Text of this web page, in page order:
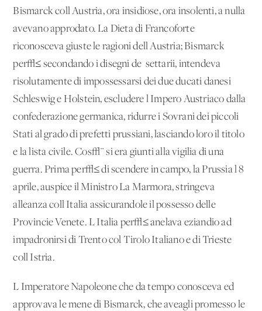
Bismarck coll'Austria, ora insidiose, ora insolenti, a nulla
avevano approdato. La Dieta di Francoforte
riconosceva giuste le ragioni dell'Austria; Bismarck
per√≤ secondando i disegni de' settarii, intendeva
risolutamente di impossessarsi dei due ducati danesi
Schleswig e Holstein, escludere l'Impero Austriaco dalla
confederazione germanica, ridurre i Sovrani dei piccoli
Stati al grado di prefetti prussiani, lasciando loro il titolo
e la lista civile. Cos√¨ si era giunti alla vigilia di una
guerra. Prima per√≤ di scendere in campo, la Prussia l'8
aprile, auspice il Ministro La Marmora, stringeva
alleanza coll'Italia assicurandole il possesso delle
Provincie Venete. L'Italia per√≤ anelava eziandio ad
impadronirsi di Trento col Tirolo Italiano e di Trieste
coll'Istria.
L'Imperatore Napoleone che da tempo conosceva ed
approvava le mene di Bismarck, che aveagli promesso le